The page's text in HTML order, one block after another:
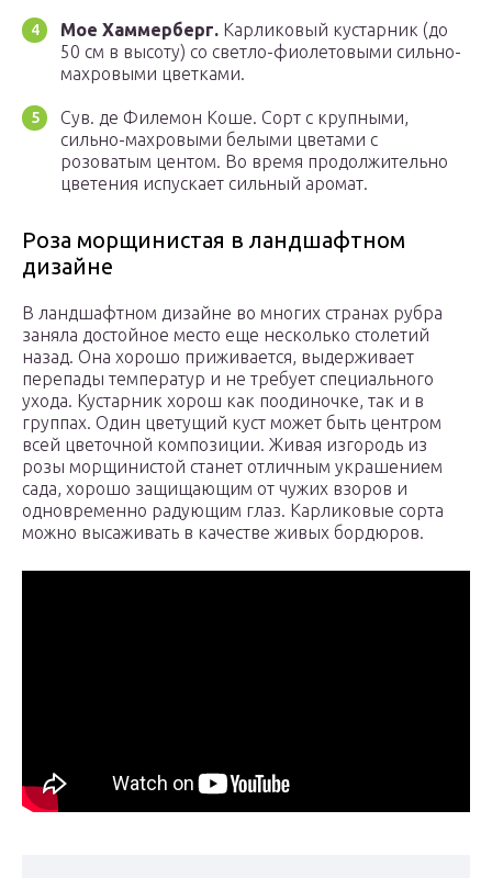
Мое Хаммерберг. Карликовый кустарник (до
50 см в высоту) со светло-фиолетовыми сильно-
махровыми цветками.
Сув. де Филемон Коше. Сорт с крупными,
сильно-махровыми белыми цветами с
розоватым центом. Во время продолжительно
цветения испускает сильный аромат.
Роза морщинистая в ландшафтном
дизайне
В ландшафтном дизайне во многих странах рубра
заняла достойное место еще несколько столетий
назад. Она хорошо приживается, выдерживает
перепады температур и не требует специального
ухода. Кустарник хорош как поодиночке, так и в
группах. Один цветущий куст может быть центром
всей цветочной композиции. Живая изгородь из
розы морщинистой станет отличным украшением
сада, хорошо защищающим от чужих взоров и
одновременно радующим глаз. Карликовые сорта
можно высаживать в качестве живых бордюров.